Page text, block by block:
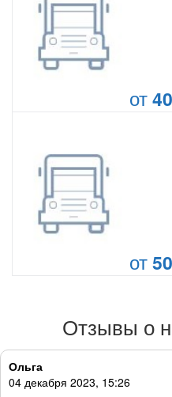
от
от
Отзывы о
Ольга
04 декабря 2023, 15:26